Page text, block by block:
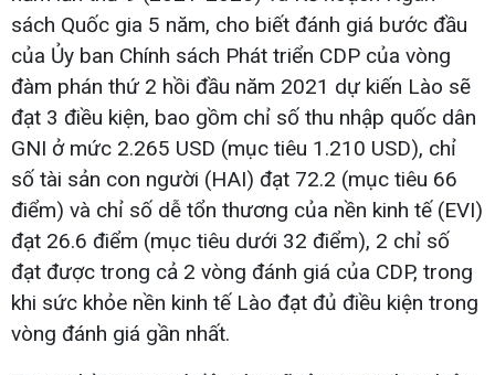
sách Quốc gia 5 năm, cho biết đánh giá bước đầu
của Ủy ban Chính sách Phát triển CDP của vòng
đàm phán thứ 2 hồi đầu năm 2021 dự kiến Lào sẽ
đạt 3 điều kiện, bao gồm chỉ số thu nhập quốc dân
GNI ở mức 2.265 USD (mục tiêu 1.210 USD), chỉ
số tài sản con người (HAI) đạt 72.2 (mục tiêu 66
điểm) và chỉ số dễ tổn thương của nền kinh tế (EVI)
đạt 26.6 điểm (mục tiêu dưới 32 điểm), 2 chỉ số
đạt được trong cả 2 vòng đánh giá của CDP, trong
khi sức khỏe nền kinh tế Lào đạt đủ điều kiện trong
vòng đánh giá gần nhất.